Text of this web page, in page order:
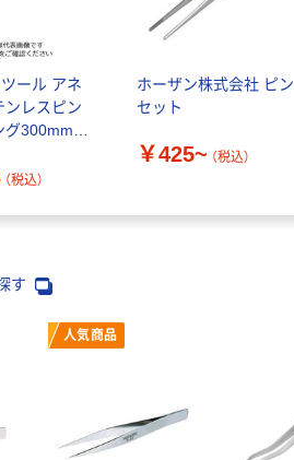
ール アネ
ンレスピン
300mm直
送品）
（税込）
ホーザン株式会社 ピン
セット
￥425~ （税込）
す
人気商品